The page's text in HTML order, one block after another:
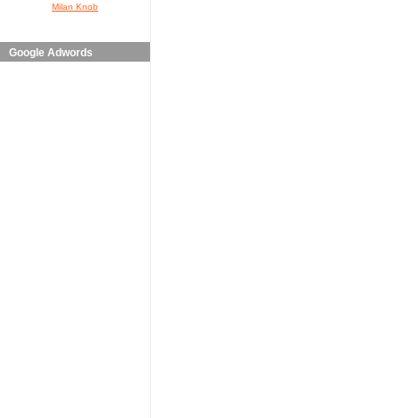
Milan Knob
Google Adwords